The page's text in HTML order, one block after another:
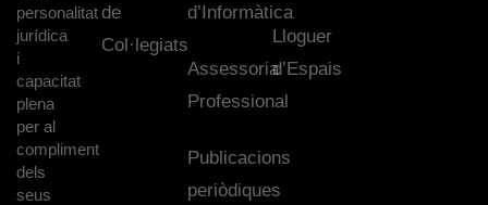
personalitat
jurídica
i
capacitat
plena
per al
compliment
dels
seus
de
Col·legiats
d’Informàtica
Assessoria
Professional
Publicacions
periòdiques
Lloguer
d’Espais